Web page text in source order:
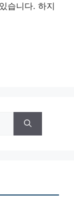
습니다. 하지